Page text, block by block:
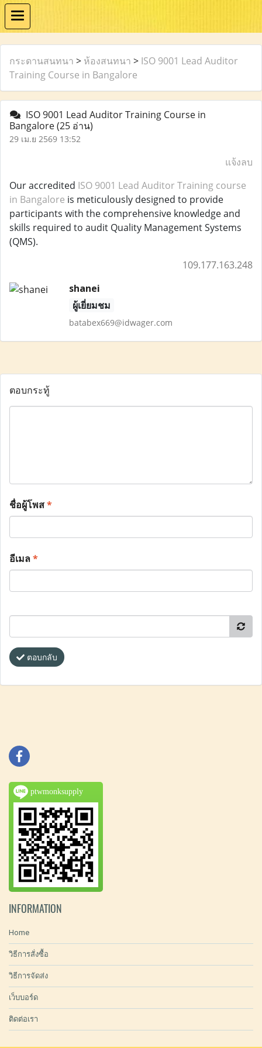
กระดานสนทนา > ห้องสนทนา > ISO 9001 Lead Auditor
Training Course in Bangalore
ISO 9001 Lead Auditor Training Course in
Bangalore(25 อ่าน)
29 เม.ย 2569 13:52
แจ้งลบ
Our accredited ISO 9001 Lead Auditor Training course
in Bangalore is meticulously designed to provide
participants with the comprehensive knowledge and
skills required to audit Quality Management Systems
(QMS).
109.177.163.248
shanei
ผู้เยี่ยมชม
batabex669@idwager.com
ตอบกระทู้
ชื่อผู้โพส*
อีเมล*
ตอบกลับ
ptwmonksupply
INFORMATION
Home
วิธีการสั่งซื้อ
วิธีการจัดส่ง
เว็บบอร์ด
ติดต่อเรา